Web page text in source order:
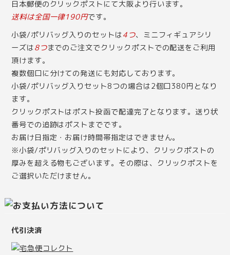
日本郵便のクリックポストにて大阪より行います。
送料は全国一律190円です。
小袋/ポリバッグ入りのセットは4つ、ミニフィギュアシリ
ーズは8つまでのご注文でクリックポストでの配送をご利用
頂けます。
複数個口に分けての発送にも対応しております。
小袋/ポリバッグ入りセット8つの場合は2個口380円となり
ます。
クリックポストはポスト投函で配達完了となります。送り状
番号での追跡はポストまでです。
お届け日指定・お届け時間帯指定はできません。
※小袋/ポリバッグ入りのセットにより、クリックポストの
厚みを超える物もございます。その際は、クリックポストを
ご選択いただけません。
代引決済